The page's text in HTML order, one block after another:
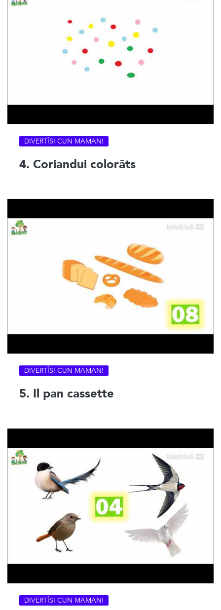
DIVERTÎSI CUN MAMAN!
4. Coriandui colorâts
DIVERTÎSI CUN MAMAN!
5. Il pan cassette
DIVERTÎSI CUN MAMAN!